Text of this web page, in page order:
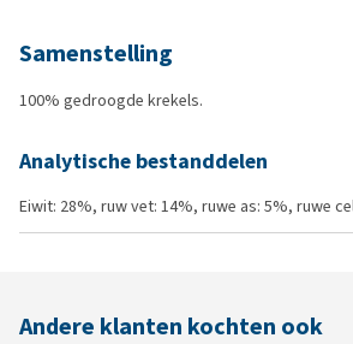
Samenstelling
100% gedroogde krekels.
Analytische bestanddelen
Eiwit: 28%, ruw vet: 14%, ruwe as: 5%, ruwe
Andere klanten kochten ook